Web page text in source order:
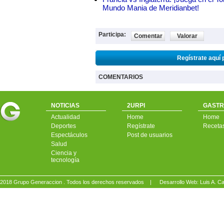
Mundo Mania de Meridianbet!
Participa: Comentar Valorar
Regístrate aquí
COMENTARIOS
NOTICIAS
Actualidad
Deportes
Espectáculos
Salud
Ciencia y
tecnología
2URPI
Home
Regístrate
Post de usuarios
Home
2018 Grupo Generaccion . Todos los derechos reservados | Desarrollo Web: Luis